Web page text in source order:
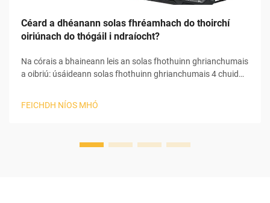
Céard a dhéanann solas fhréamhach do thoirchí
oiriúnach do thógáil i ndraíocht?
Na córais a bhaineann leis an solas fhothuinn ghrianchumais
a oibriú: úsáideann solas fhothuinn ghrianchumais 4 chuid
úsáideach chun féin a chur i mbun. I dtosach an phróisis,
FEICHDH NÍOS MHÓ